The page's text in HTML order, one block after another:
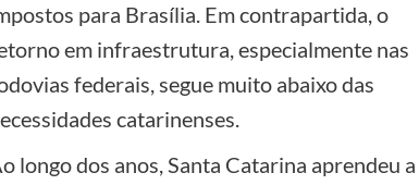
para Brasília. Em contrapartida, o
em infraestrutura, especialmente nas
federais, segue muito abaixo das
catarinenses.
longo dos anos, Santa Catarina aprendeu a